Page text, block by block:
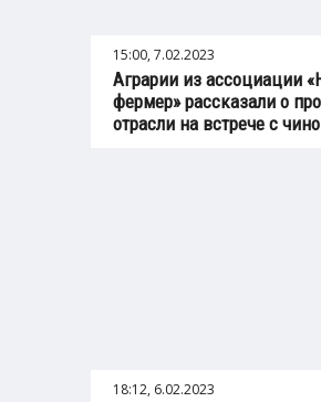
15:00, 7.02.2023
Аграрии из ассоциации
фермер» рассказали о
отрасли на встрече с
18:12, 6.02.2023